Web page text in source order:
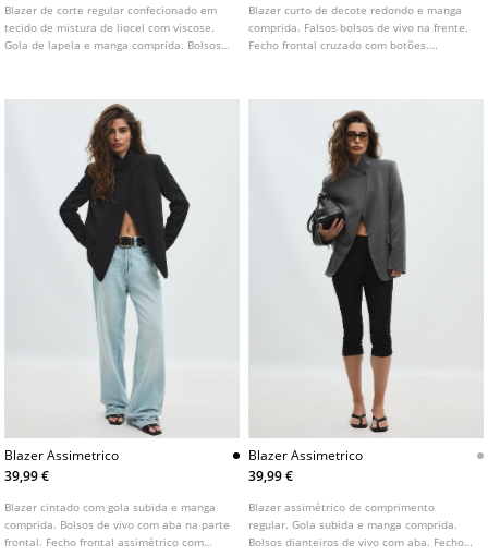
Blazer de corte regular confecionado em
tecido de mistura de liocel com viscose.
Gola de lapela e manga comprida. Bolsos
Blazer curto de decote redondo e manga
comprida. Falsos bolsos de vivo na frente.
Fecho frontal cruzado com botões.
Blazer Assimetrico
39,99 €
Blazer cintado com gola subida e manga
comprida. Bolsos de vivo com aba na parte
frontal. Fecho frontal assimétrico com
Blazer Assimetrico
39,99 €
Blazer assimétrico de comprimento
regular. Gola subida e manga comprida.
Bolsos dianteiros de vivo com aba. Fecho